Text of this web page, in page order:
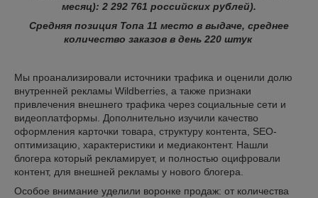
месяц): 2 292 761 российских рублей).
Средняя позиция Топа 11 место в выдаче, среднее
количество заказов в день 220 штук
Мы проанализировали источники трафика и оценили долю
внутренней рекламы Wildberries, а также признаки
привлечения внешнего трафика через социальные сети и
видеоплатформы. Дополнительно изучили качество
оформления карточки товара, структуру контента, SEO-
оптимизацию, характеристики и медиаконтент. Нашли
блогера который рекламирует, и полностью оцифровали
контент, для внешней рекламы у нового блогера.
Особое внимание уделили воронке продаж: от количества